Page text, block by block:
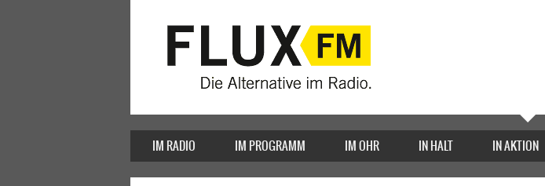
IM RADIO IM PROGRAMM IM OHR IN HALT IN AKTION